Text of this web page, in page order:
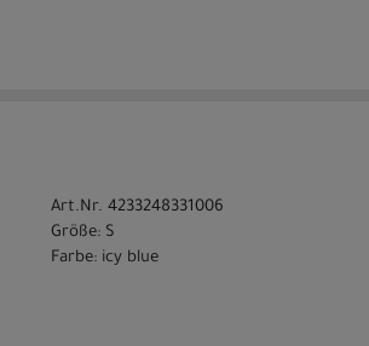
Art.Nr. 4233248331006
Größe: S
Farbe: icy blue